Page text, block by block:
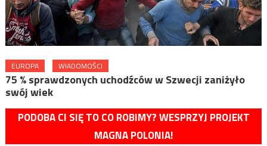
EUROPA WIADOMOŚCI
75 % sprawdzonych uchodźców w Szwecji zaniżyło
swój wiek
PODOBA CI SIĘ TO CO ROBIMY? WESPRZYJ PROJEKT
MAGNA POLONIA!